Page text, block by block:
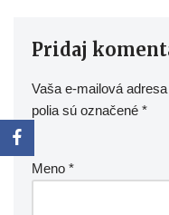
Pridaj
Vaša e-mailová
polia sú označené *
Meno *